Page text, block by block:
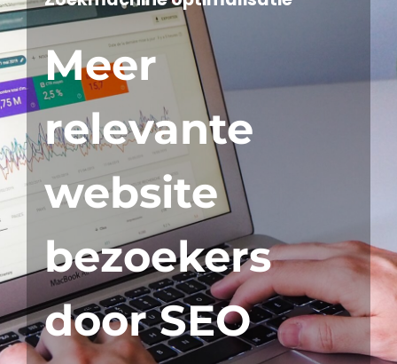
Meer
relevante
website
bezoekers
door SEO